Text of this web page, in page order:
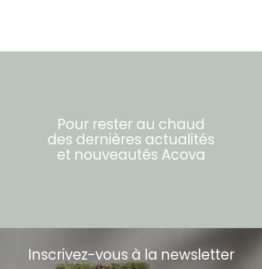
Pour rester au chaud
des dernières actualités
et nouveautés Acova
Inscrivez-vous à la newsletter